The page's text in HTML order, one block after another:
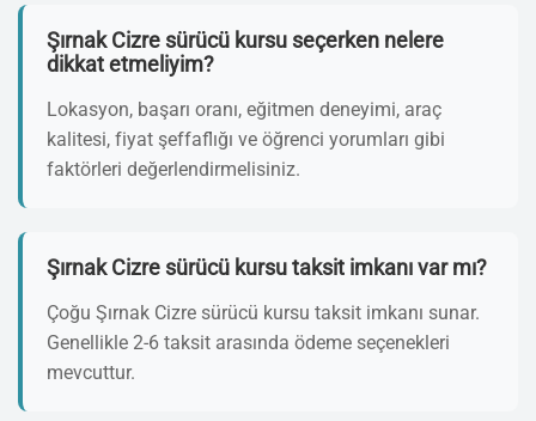
Şırnak Cizre sürücü kursu seçerken nelere
dikkat etmeliyim?
Lokasyon, başarı oranı, eğitmen deneyimi, araç
kalitesi, fiyat şeffaflığı ve öğrenci yorumları gibi
faktörleri değerlendirmelisiniz.
Şırnak Cizre sürücü kursu taksit imkanı var mı?
Çoğu Şırnak Cizre sürücü kursu taksit imkanı sunar.
Genellikle 2-6 taksit arasında ödeme seçenekleri
mevcuttur.